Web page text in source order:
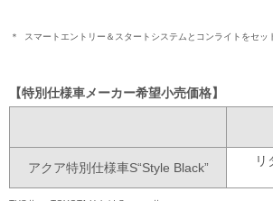
＊ スマートエントリー＆スタートシステムとコンライトをセッ
特別仕様車メーカー希望小売価格
アクア特別仕様車S“Style Black”
リ